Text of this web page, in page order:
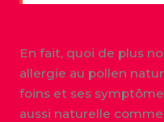
En fait, quoi de plus
allergie au pollen
foins et ses
aussi naturelle